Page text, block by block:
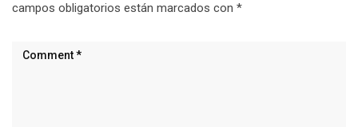
campos obligatorios están marcados con *